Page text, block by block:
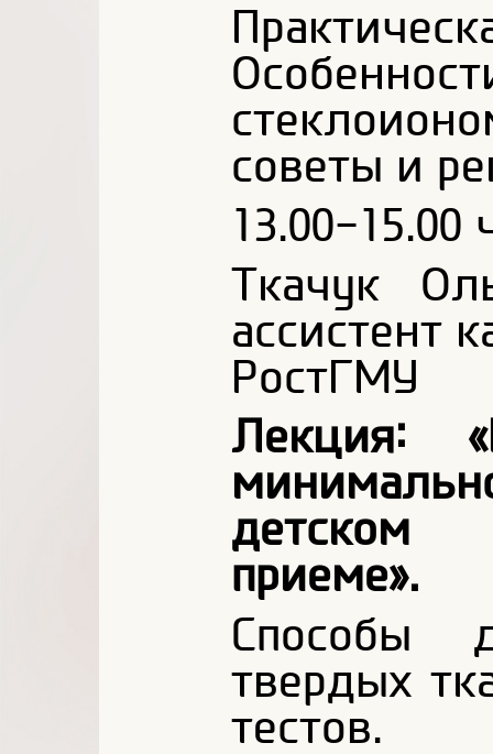
советы и
13.00-15.00
Ткачук
ассистент
РостГМУ
Лекция:
детском
приеме».
Способы
твердых
тестов.